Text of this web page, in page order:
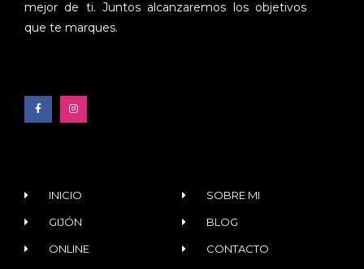
mejor de ti. Juntos alcanzaremos los objetivos
que te marques.
INICIO
GIJÓN
ONLINE
SOBRE MI
BLOG
CONTACTO